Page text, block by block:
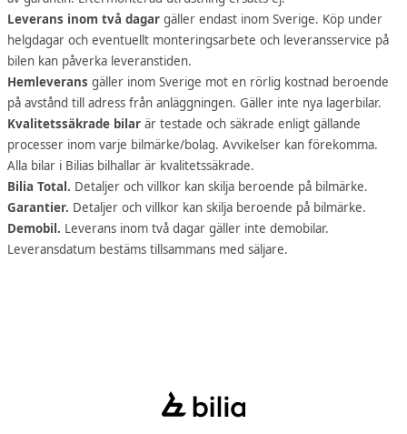
Leverans inom två dagar gäller endast inom Sverige. Köp under
helgdagar och eventuellt monteringsarbete och leveransservice på
bilen kan påverka leveranstiden.
Hemleverans gäller inom Sverige mot en rörlig kostnad beroende
på avstånd till adress från anläggningen. Gäller inte nya lagerbilar.
Kvalitetssäkrade bilar är testade och säkrade enligt gällande
processer inom varje bilmärke/bolag. Avvikelser kan förekomma.
Alla bilar i Bilias bilhallar är kvalitetssäkrade.
Bilia Total. Detaljer och villkor kan skilja beroende på bilmärke.
Garantier. Detaljer och villkor kan skilja beroende på bilmärke.
Demobil. Leverans inom två dagar gäller inte demobilar.
Leveransdatum bestäms tillsammans med säljare.